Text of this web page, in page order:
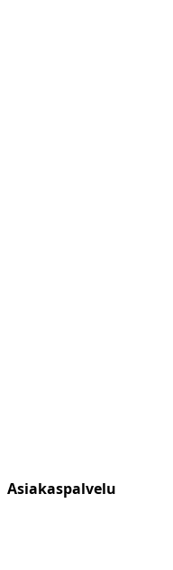
Asiakaspalvelu